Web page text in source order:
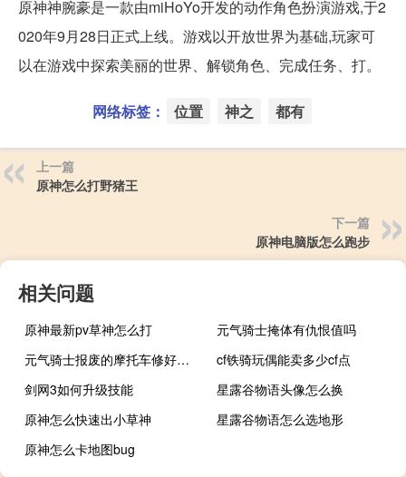
原神神腕豪是一款由miHoYo开发的动作角色扮演游戏,于2
020年9月28日正式上线。游戏以开放世界为基础,玩家可
以在游戏中探索美丽的世界、解锁角色、完成任务、打。
网络标签： 位置 神之 都有
上一篇
原神怎么打野猪王
下一篇
原神电脑版怎么跑步
相关问题
原神最新pv草神怎么打
元气骑士掩体有仇恨值吗
元气骑士报废的摩托车修好是永久的吗
cf铁骑玩偶能卖多少cf点
剑网3如何升级技能
星露谷物语头像怎么换
原神怎么快速出小草神
星露谷物语怎么选地形
原神怎么卡地图bug